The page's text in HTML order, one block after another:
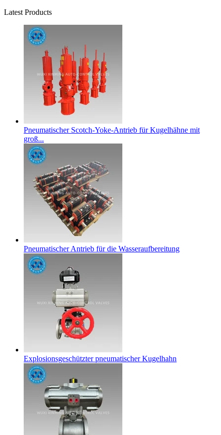
Latest Products
Pneumatischer Scotch-Yoke-Antrieb für Kugelhähne mit
groß...
Pneumatischer Antrieb für die Wasseraufbereitung
Explosionsgeschützter pneumatischer Kugelhahn